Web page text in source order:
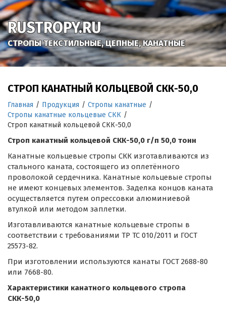
RUSTROPY.RU
СТРОПЫ ТЕКСТИЛЬНЫЕ, ЦЕПНЫЕ, КАНАТНЫЕ
СТРОП КАНАТНЫЙ КОЛЬЦЕВОЙ СКК-50,0
Главная / Продукция / Стропы канатные /
Стропы канатные кольцевые СКК /
Строп канатный кольцевой СКК-50,0
Строп канатный кольцевой СКК-50,0 г/п 50,0 тонн
Канатные кольцевые стропы СКК изготавливаются из
стального каната, состоящего из оплетённого
проволокой сердечника. Канатные кольцевые стропы
не имеют концевых элементов. Заделка концов каната
осуществляется путем опрессовки алюминиевой
втулкой или методом заплетки.
Изготавливаются канатные кольцевые стропы в
соответствии с требованиями ТР ТС 010/2011 и ГОСТ
25573-82.
При изготовлении используются канаты ГОСТ 2688-80
или 7668-80.
Характеристики канатного кольцевого стропа
СКК-50,0